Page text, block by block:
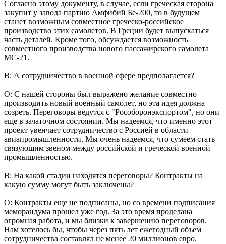
Согласно этому документу, в случае, если греческая сторона
закупит у завода партию Амфибий Бе-200, то в будущем
станет возможным совместное греческо-российское
производство этих самолетов. В Греции будет выпускаться
часть деталей. Кроме того, обсуждается возможность
совместного производства нового пассажирского самолета
МС-21.
В: А сотрудничество в военной сфере предполагается?
О: С нашей стороны был выражено желание совместно
производить новый военный самолет, но эта идея должна
созреть. Переговоры ведутся с "Рособоронэкспортом", но они
еще в зачаточном состоянии. Мы надеемся, что именно этот
проект увенчает сотрудничество с Россией в области
авиапромышленности. Мы очень надеемся, что сумеем стать
связующим звеном между российской и греческой военной
промышленностью.
В: На какой стадии находятся переговоры? Контракты на
какую сумму могут быть заключены?
О: Контракты еще не подписаны, но со времени подписания
меморандума прошел уже год. За это время проделана
огромная работа, и мы близки к завершению переговоров.
Нам хотелось бы, чтобы через пять лет ежегодный объем
сотрудничества составлял не менее 20 миллионов евро.